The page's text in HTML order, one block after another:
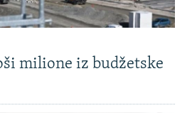
milione iz budžetske